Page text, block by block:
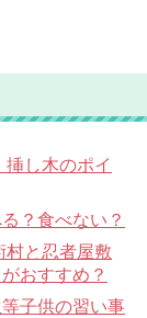
し木のポイ
？食べない？
村と忍者屋敷
おすすめ？
子供の習い事